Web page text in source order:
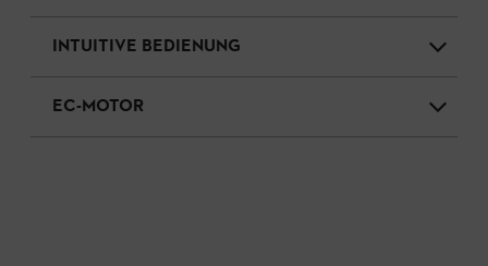
INTUITIVE BEDIENUNG
EC-MOTOR